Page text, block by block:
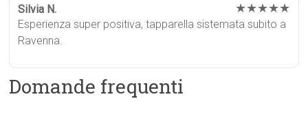
Silvia N. ★★★★★
Esperienza super positiva, tapparella sistemata subito a
Ravenna.
Domande frequenti